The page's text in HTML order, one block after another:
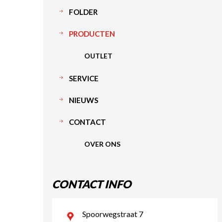
FOLDER
PRODUCTEN
OUTLET
SERVICE
NIEUWS
CONTACT
OVER ONS
CONTACT INFO
Spoorwegstraat 7